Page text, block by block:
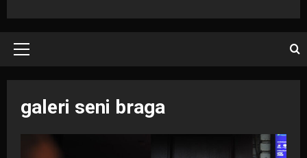
Primary
galeri seni braga